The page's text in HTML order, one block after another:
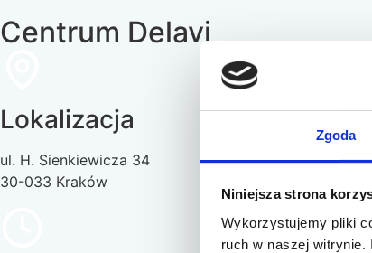
Zgoda
Niniejsza strona
Wykorzystujemy pliki
ruch w naszej witrynie.
Centrum Delavi
Lokalizacja
ul. H. Sienkiewicza 34
30-033 Kraków